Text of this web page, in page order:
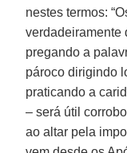
nestes termos:
verdadeiramente
pregando a
pároco dirigindo
praticando a
– será útil
ao altar pela